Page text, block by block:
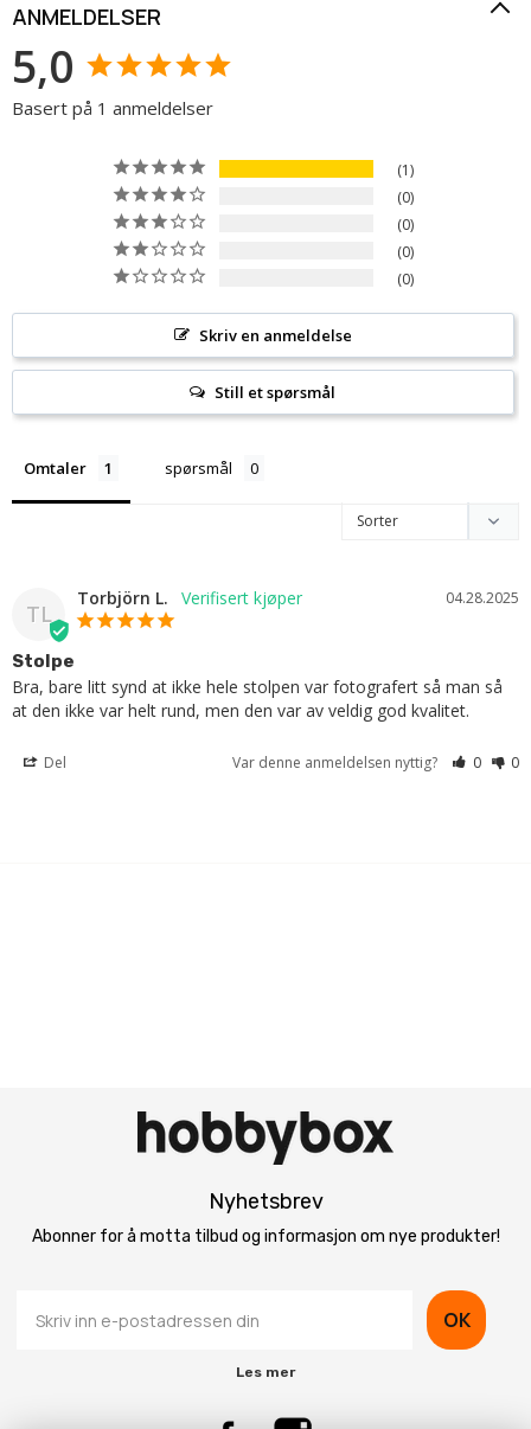
ANMELDELSER
5,0
Basert på 1 anmeldelser
1
0
0
0
0
Skriv en anmeldelse
Still et spørsmål
Omtaler spørsmål
TL
04.28.2025
Torbjörn L.
Stolpe
Bra, bare litt synd at ikke hele stolpen var fotografert så man så
at den ikke var helt rund, men den var av veldig god kvalitet.
Del Var denne anmeldelsen nyttig? 0 0
Nyhetsbrev
Abonner for å motta tilbud og informasjon om nye produkter!
OK
Les mer